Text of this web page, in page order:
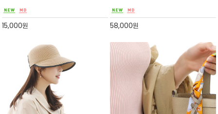
소재로 제작되어 편안한 착용감/다양한 룩에 편
하게 매치하기 좋은 아이템
15,000원
들고 다닐 수 있는 아이템
58,000원